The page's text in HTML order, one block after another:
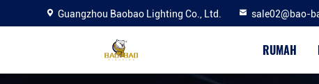
Guangzhou Baobao Lighting Co., Ltd. sale02@bao-
RUMAH